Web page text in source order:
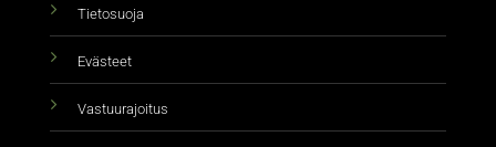
Tietosuoja
Evästeet
Vastuurajoitus